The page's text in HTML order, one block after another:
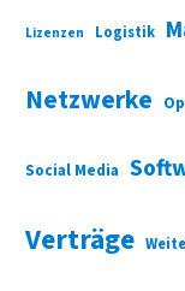
Lizenzen Logistik
Netzwerke
Social Media
Verträge